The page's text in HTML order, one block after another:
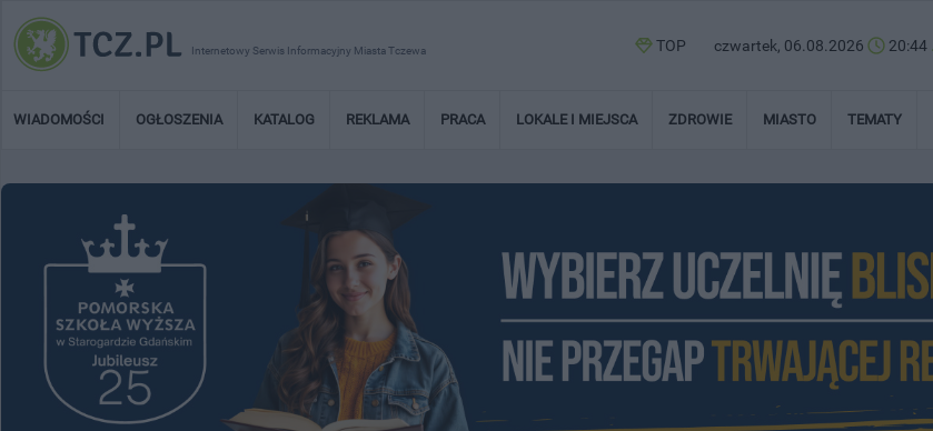
Internetowy Serwis Informacyjny Miasta Tczewa TOP czwartek, 06.08.2026 20:44
WIADOMOŚCI OGŁOSZENIA KATALOG REKLAMA PRACA LOKALE I MIEJSCA ZDROWIE MIASTO TEMATY